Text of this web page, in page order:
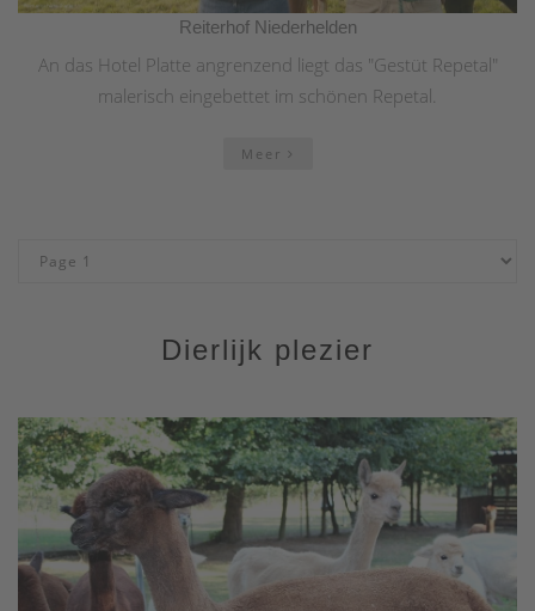
Reiterhof Niederhelden
An das Hotel Platte angrenzend liegt das "Gestüt Repetal"
malerisch eingebettet im schönen Repetal.
Meer
Dierlijk plezier